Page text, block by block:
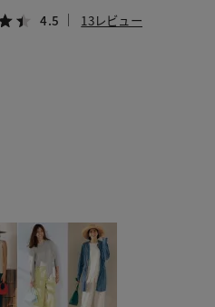
4.5 13レビュー